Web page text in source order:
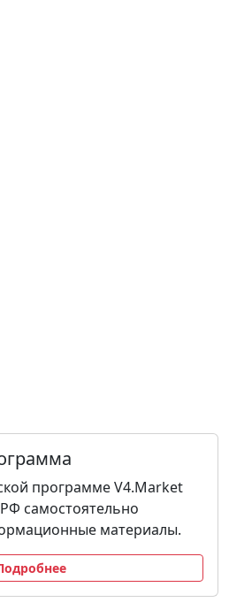
программе V4.Market
самостоятельно
материалы.